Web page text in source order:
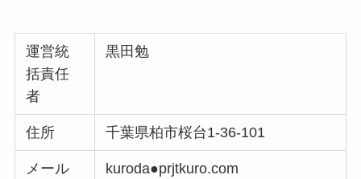
運営統
括責任
者
黒田勉
住所 千葉県柏市桜台1-36-101
メール
kuroda●prjtkuro.com